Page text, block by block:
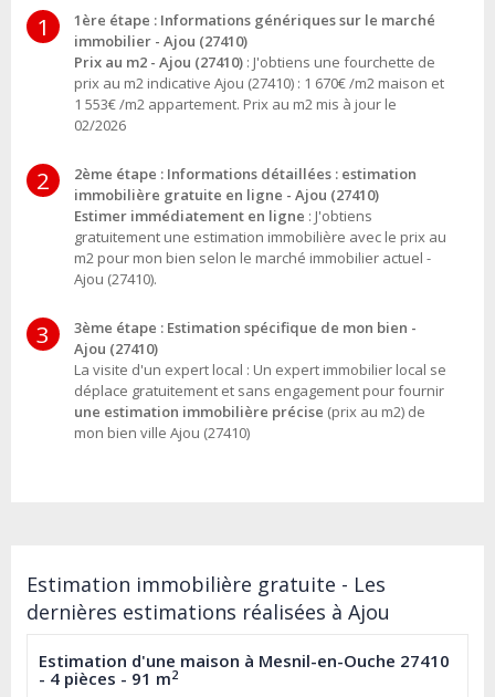
1
1ère étape : Informations génériques sur le marché
immobilier - Ajou (27410)
Prix au m2 - Ajou (27410) : J'obtiens une fourchette de
prix au m2 indicative Ajou (27410) : 1 670€ /m2 maison et
1 553€ /m2 appartement. Prix au m2 mis à jour le
02/2026
2
2ème étape : Informations détaillées : estimation
immobilière gratuite en ligne - Ajou (27410)
Estimer immédiatement en ligne : J'obtiens
gratuitement une estimation immobilière avec le prix au
m2 pour mon bien selon le marché immobilier actuel -
Ajou (27410).
3
3ème étape : Estimation spécifique de mon bien -
Ajou (27410)
La visite d'un expert local : Un expert immobilier local se
déplace gratuitement et sans engagement pour fournir
une estimation immobilière précise (prix au m2) de
mon bien ville Ajou (27410)
Estimation immobilière gratuite - Les
dernières estimations réalisées à Ajou
Estimation d'une maison à Mesnil-en-Ouche 27410
- 4 pièces - 91 m2